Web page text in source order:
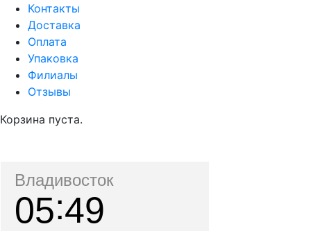
Контакты
Доставка
Оплата
Упаковка
Филиалы
Отзывы
Корзина пуста.
Владивосток
05 49